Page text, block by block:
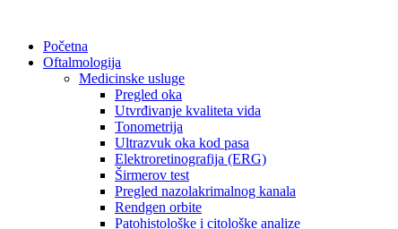
Početna
Oftalmologija
Medicinske usluge
Pregled oka
Utvrđivanje kvaliteta vida
Tonometrija
Ultrazvuk oka kod pasa
Elektroretinografija (ERG)
Širmerov test
Pregled nazolakrimalnog kanala
Rendgen orbite
Patohistološke i citološke analize